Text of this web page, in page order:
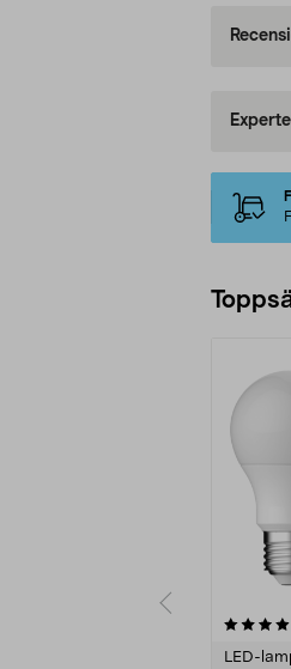
LED-